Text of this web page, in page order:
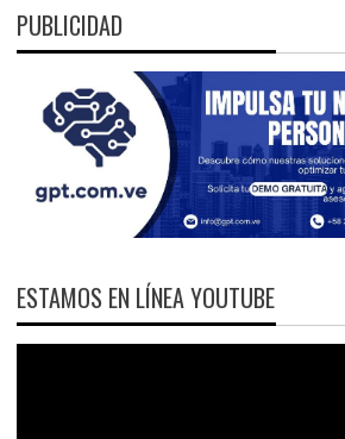
PUBLICIDAD
ESTAMOS EN LÍNEA YOUTUBE